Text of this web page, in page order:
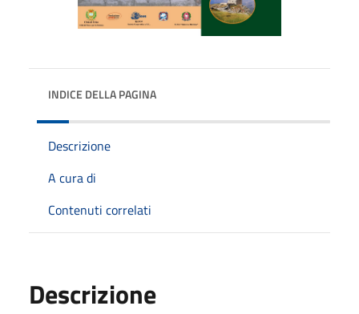
INDICE DELLA PAGINA
Descrizione
A cura di
Contenuti correlati
Descrizione